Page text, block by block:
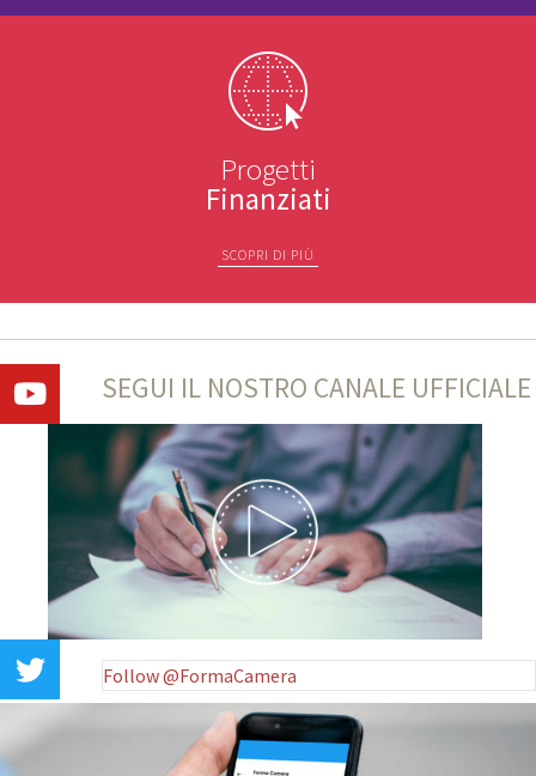
Progetti
Finanziati
SCOPRI DI PIÙ
SEGUI IL NOSTRO CANALE UFFICIALE
Follow @FormaCamera